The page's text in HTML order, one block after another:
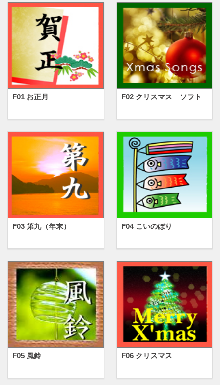
F01 お正月 F02 クリスマス ソフト
F03 第九（年末） F04 こいのぼり
F05 風鈴 F06 クリスマス